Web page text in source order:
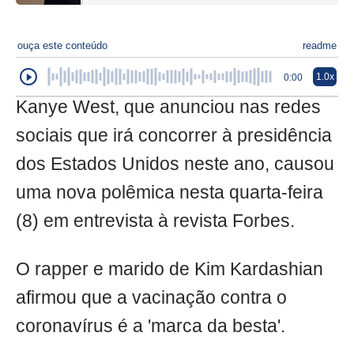
ouça este conteúdo readme
0:00 1.0x
Kanye West, que anunciou nas redes
sociais que irá concorrer à presidência
dos Estados Unidos neste ano, causou
uma nova polêmica nesta quarta-feira
(8) em entrevista à revista Forbes.
O rapper e marido de Kim Kardashian
afirmou que a vacinação contra o
coronavírus é a 'marca da besta'.